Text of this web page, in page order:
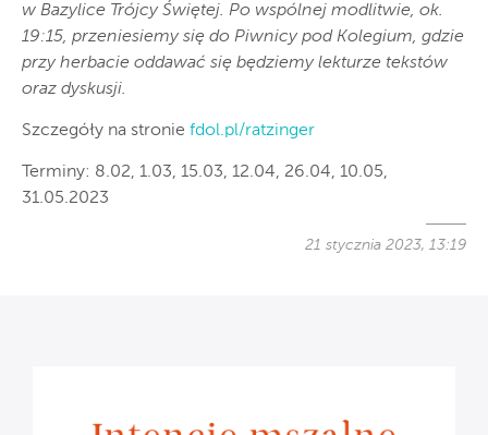
w Bazylice Trójcy Świętej. Po wspólnej modlitwie, ok.
19:15, przeniesiemy się do Piwnicy pod Kolegium, gdzie
przy herbacie oddawać się będziemy lekturze tekstów
oraz dyskusji.
Szczegóły na stronie fdol.pl/ratzinger
Terminy: 8.02, 1.03, 15.03, 12.04, 26.04, 10.05,
31.05.2023
21 stycznia 2023, 13:19